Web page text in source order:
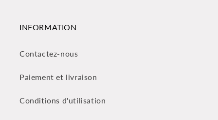
INFORMATION
Contactez-nous
Paiement et livraison
Conditions d'utilisation